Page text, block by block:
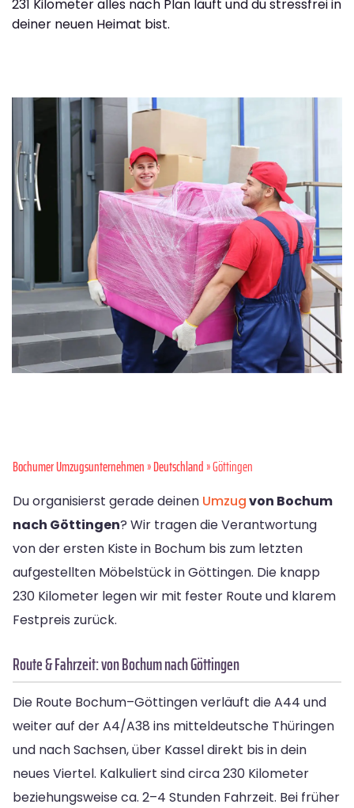
231 Kilometer alles nach Plan läuft und du stressfrei in
deiner neuen Heimat bist.
Bochumer Umzugsunternehmen»Deutschland» Göttingen
Du organisierst gerade deinen Umzugvon Bochum
nach Göttingen? Wir tragen die Verantwortung
von der ersten Kiste in Bochum bis zum letzten
aufgestellten Möbelstück in Göttingen. Die knapp
230 Kilometer legen wir mit fester Route und klarem
Festpreis zurück.
Route & Fahrzeit: von Bochum nach Göttingen
Die Route Bochum–Göttingen verläuft die A44 und
weiter auf der A4/A38 ins mitteldeutsche Thüringen
und nach Sachsen, über Kassel direkt bis in dein
neues Viertel. Kalkuliert sind circa 230 Kilometer
beziehungsweise ca. 2–4 Stunden Fahrzeit. Bei früher